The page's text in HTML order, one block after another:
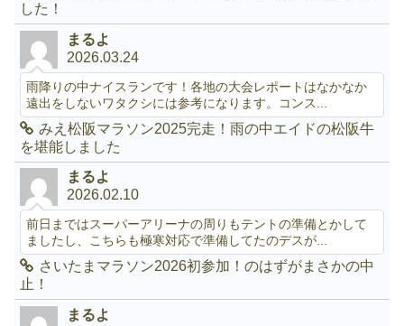
した！
まるよ
2026.03.24
雨降りの中ナイスランです！各地の大会レポートはなかなか
遠出をしないワタクシには参考になります。コンス...
みえ松阪マラソン2025完走！雨の中エイドの松阪牛
を堪能しました
まるよ
2026.02.10
前日まではスーパーアリーナの周りもテントの準備とかして
ましたし、こちらも極寒対応で準備してたのデスが...
さいたまマラソン2026初参加！のはずがまさかの中
止！
まるよ